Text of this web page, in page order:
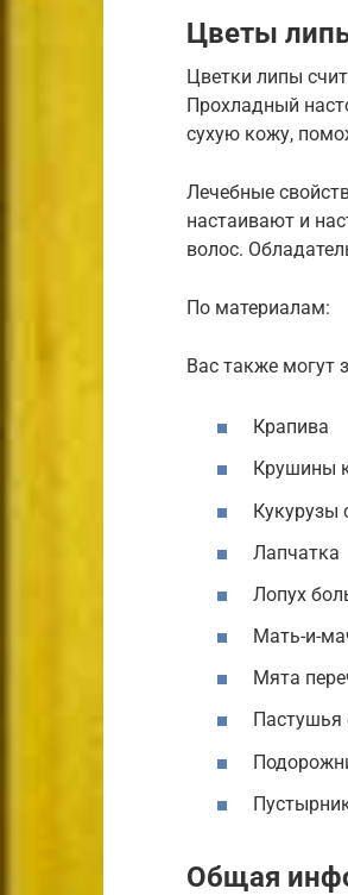
Цветы
Цветки липы
Прохладный
сухую кожу,
Лечебные
настаивают и
волос.
По материалам:
Вас также могут
Крапива
Крушины
Кукурузы
Лапчатка
Лопух
Мать-и-
Мята
Пастушья
Общая